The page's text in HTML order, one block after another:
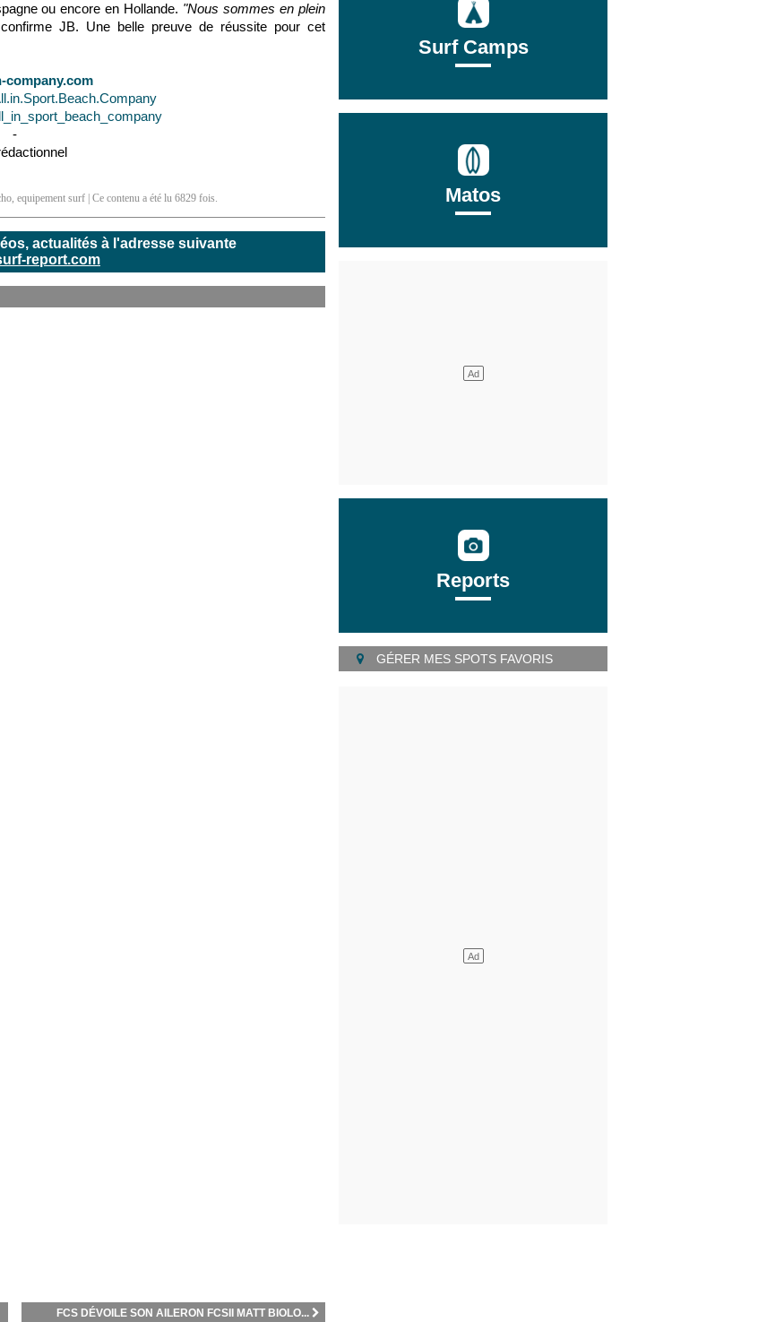
ou encore en Hollande. "Nous sommes en plein
confirme JB. Une belle preuve de réussite pour cet
company.com
-
, equipement surf | Ce contenu a été lu 6829 fois.
actualités à l'adresse suivante
report.com
FCS DÉVOILE SON AILERON FCSII MATT BIOLO...
Surf Camps
Matos
Reports
GÉRER MES SPOTS FAVORIS